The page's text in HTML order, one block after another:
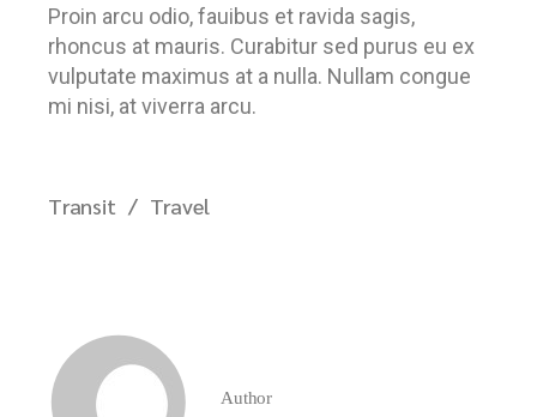
Proin arcu odio, fauibus et ravida sagis,
rhoncus at mauris. Curabitur sed purus eu ex
vulputate maximus at a nulla. Nullam congue
mi nisi, at viverra arcu.
Transit Travel
Author